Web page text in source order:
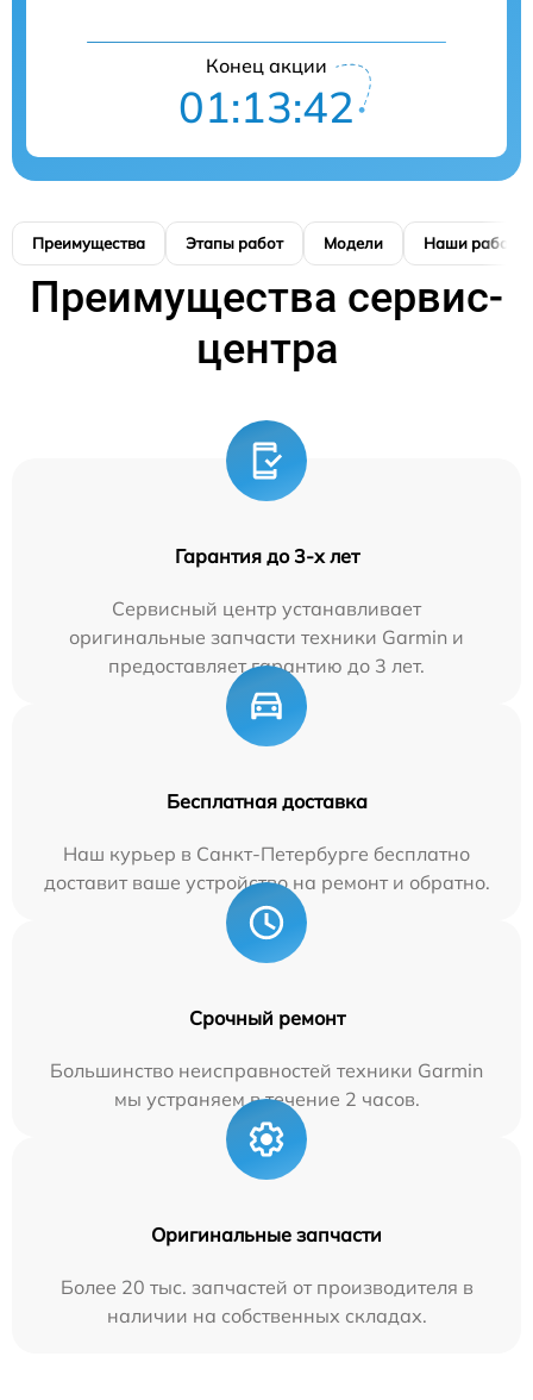
Конец акции
01:13:41
Преимущества Этапы работ Модели Наши работы
Преимущества сервис-
центра
Гарантия до 3-х лет
Сервисный центр устанавливает
оригинальные запчасти техники Garmin и
предоставляет гарантию до 3 лет.
Бесплатная доставка
Наш курьер в Санкт-Петербурге бесплатно
доставит ваше устройство на ремонт и обратно.
Срочный ремонт
Большинство неисправностей техники Garmin
мы устраняем в течение 2 часов.
Оригинальные запчасти
Более 20 тыс. запчастей от производителя в
наличии на собственных складах.